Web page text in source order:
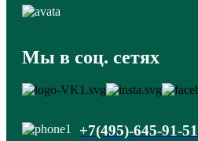
Мы в соц. сетях
+7(495)-645-91-51